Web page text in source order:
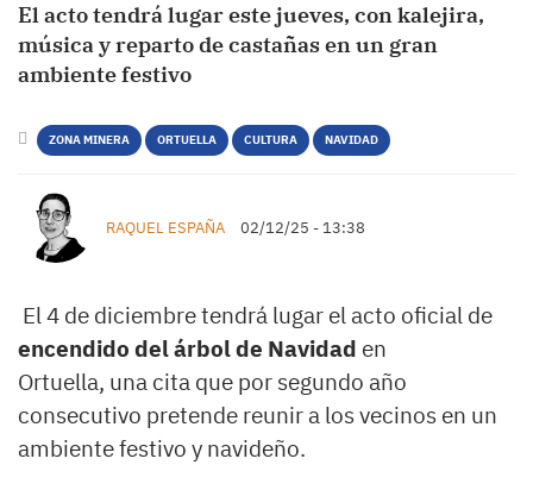
El acto tendrá lugar este jueves, con kalejira,
música y reparto de castañas en un gran
ambiente festivo
ZONA MINERA ORTUELLA CULTURA NAVIDAD
RAQUEL ESPAÑA 02/12/25 - 13:38
El 4 de diciembre tendrá lugar el acto oficial de
encendido del árbol de Navidad en
Ortuella, una cita que por segundo año
consecutivo pretende reunir a los vecinos en un
ambiente festivo y navideño.